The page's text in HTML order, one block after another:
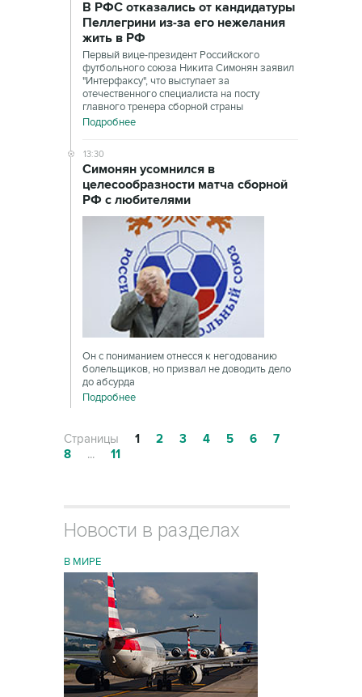
В РФС отказались от кандидатуры
Пеллегрини из-за его нежелания
жить в РФ
Первый вице-президент Российского
футбольного союза Никита Симонян заявил
"Интерфаксу", что выступает за
отечественного специалиста на посту
главного тренера сборной страны
Подробнее
13:30
Симонян усомнился в
целесообразности матча сборной
РФ с любителями
Он с пониманием отнесся к негодованию
болельщиков, но призвал не доводить дело
до абсурда
Подробнее
Страницы 1 2 3 4 5 6
7
8
... 11
Новости в разделах
В МИРЕ